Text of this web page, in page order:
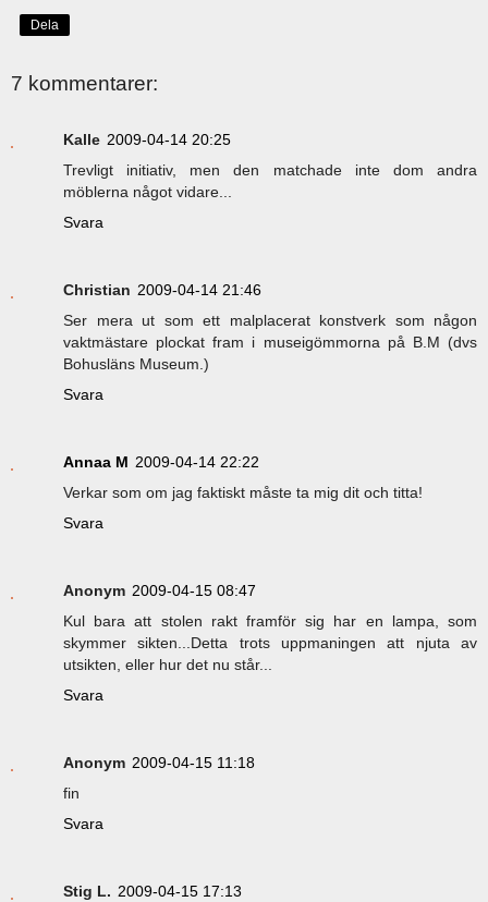
Dela
7 kommentarer:
Kalle 2009-04-14 20:25
Trevligt initiativ, men den matchade inte dom andra
möblerna något vidare...
Svara
Christian 2009-04-14 21:46
Ser mera ut som ett malplacerat konstverk som någon
vaktmästare plockat fram i museigömmorna på B.M (dvs
Bohusläns Museum.)
Svara
Annaa M 2009-04-14 22:22
Verkar som om jag faktiskt måste ta mig dit och titta!
Svara
Anonym 2009-04-15 08:47
Kul bara att stolen rakt framför sig har en lampa, som
skymmer sikten...Detta trots uppmaningen att njuta av
utsikten, eller hur det nu står...
Svara
Anonym 2009-04-15 11:18
fin
Svara
Stig L. 2009-04-15 17:13